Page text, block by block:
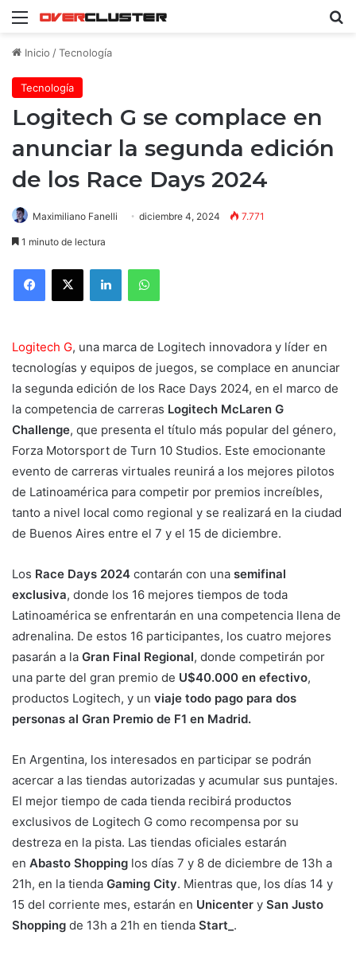
Menú
Inicio /Tecnología
Tecnología
Logitech G se complace en
anunciar la segunda edición
de los Race Days 2024
Maximiliano Fanelli diciembre 4, 2024 7.771
1 minuto de lectura
Facebook
X LinkedInWhatsApp
Logitech G, una marca de Logitech innovadora y líder en
tecnologías y equipos de juegos, se complace en anunciar
la segunda edición de los Race Days 2024, en el marco de
la competencia de carreras Logitech McLaren G
Challenge, que presenta el título más popular del género,
Forza Motorsport de Turn 10 Studios. Este emocionante
evento de carreras virtuales reunirá a los mejores pilotos
de Latinoamérica para competir por premios increíbles,
tanto a nivel local como regional y se realizará en la ciudad
de Buenos Aires entre el 7 y el 15 de diciembre.
Los Race Days 2024 contarán con una semifinal
exclusiva, donde los 16 mejores tiempos de toda
Latinoamérica se enfrentarán en una competencia llena de
adrenalina. De estos 16 participantes, los cuatro mejores
pasarán a la Gran Final Regional, donde competirán por
una parte del gran premio de U$40.000 en efectivo,
productos Logitech, y un viaje todo pago para dos
personas al Gran Premio de F1 en Madrid.
En Argentina, los interesados en participar se podrán
acercar a las tiendas autorizadas y acumular sus puntajes.
El mejor tiempo de cada tienda recibirá productos
exclusivos de Logitech G como recompensa por su
destreza en la pista. Las tiendas oficiales estarán
en Abasto Shopping los días 7 y 8 de diciembre de 13h a
21h, en la tienda Gaming City. Mientras que, los días 14 y
15 del corriente mes, estarán en Unicenter y San Justo
Shopping de 13h a 21h en tienda Start_ .